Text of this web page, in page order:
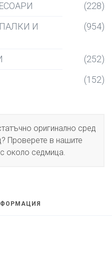
(228)
И
(954)
(252)
(152)
оригинално сред
Проверете в нашите
около седмица.